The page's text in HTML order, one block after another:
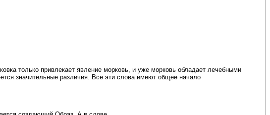
только привлекает явление морковь, и уже морковь обладает лечебными
значительные различия. Все эти слова имеют общее начало